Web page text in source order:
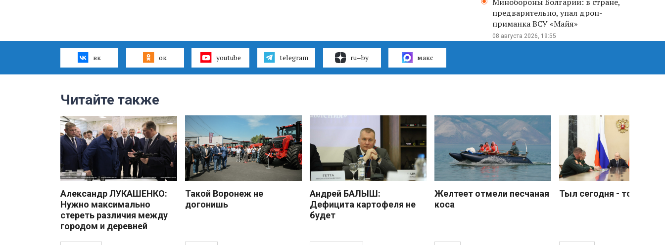
предварительно, упал дрон-
приманка ВСУ «Майя»
08 августа 2026, 19:55
вк ок youtube telegram ru–by макс
Читайте также
Александр ЛУКАШЕНКО:
Нужно максимально
стереть различия между
городом и деревней
Такой Воронеж не
догонишь
Андрей БАЛЫШ:
Дефицита картофеля не
будет
Желтеет отмели песчаная
коса
Тыл сегодня - тоже